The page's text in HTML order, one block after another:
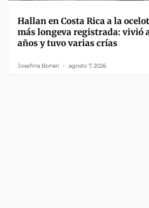
Hallan en Costa Rica a la
más longeva registrada: vivió
años y tuvo varias crías
Josefina Bonari agosto 7, 2026